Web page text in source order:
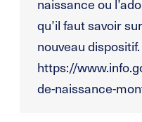
naissance ou
qu’il faut savoir
nouveau
https://
de-naissance-